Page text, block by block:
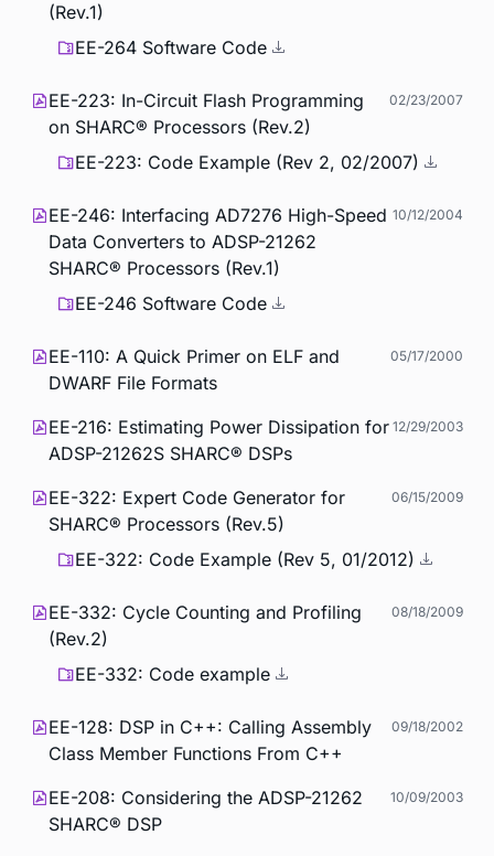
(Rev.1)
EE-264 Software Code
EE-223: In-Circuit Flash Programming
on SHARC® Processors (Rev.2)
02/23/2007
EE-223: Code Example (Rev 2, 02/2007)
EE-246: Interfacing AD7276 High-Speed
Data Converters to ADSP-21262
SHARC® Processors (Rev.1)
10/12/2004
EE-246 Software Code
EE-110: A Quick Primer on ELF and
DWARF File Formats
05/17/2000
EE-216: Estimating Power Dissipation for
ADSP-21262S SHARC® DSPs
12/29/2003
EE-322: Expert Code Generator for
SHARC® Processors (Rev.5)
06/15/2009
EE-322: Code Example (Rev 5, 01/2012)
EE-332: Cycle Counting and Profiling
(Rev.2)
08/18/2009
EE-332: Code example
EE-128: DSP in C++: Calling Assembly
Class Member Functions From C++
09/18/2002
EE-208: Considering the ADSP-21262
SHARC® DSP
10/09/2003